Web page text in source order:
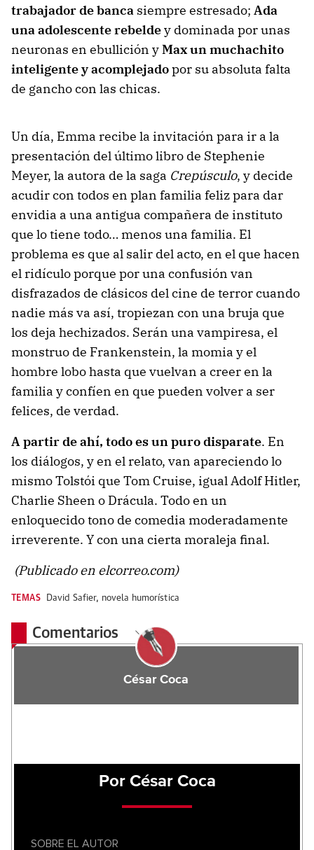
trabajador de banca siempre estresado; Ada
una adolescente rebeldey dominada por unas
neuronas en ebullición yMax un muchachito
inteligente y acomplejadopor su absoluta falta
de gancho con las chicas.
Un día, Emma recibe la invitación para ir a la
presentación del último libro de Stephenie
Meyer, la autora de la saga Crepúsculo, y decide
acudir con todos en plan familia feliz para dar
envidia a una antigua compañera de instituto
que lo tiene todo… menos una familia. El
problema es que al salir del acto, en el que hacen
el ridículo porque por una confusión van
disfrazados de clásicos del cine de terror cuando
nadie más va así, tropiezan con una bruja que
los deja hechizados. Serán una vampiresa, el
monstruo de Frankenstein, la momia y el
hombre lobo hasta que vuelvan a creer en la
familia y confíen en que pueden volver a ser
felices, de verdad.
A partir de ahí, todo es un puro disparate. En
los diálogos, y en el relato, van apareciendo lo
mismo Tolstói que Tom Cruise, igual Adolf Hitler,
Charlie Sheen o Drácula. Todo en un
enloquecido tono de comedia moderadamente
irreverente. Y con una cierta moraleja final.
(Publicado en elcorreo.com)
TEMAS David Safier, novela humorística
Comentarios
César Coca
Por César Coca
SOBRE EL AUTOR